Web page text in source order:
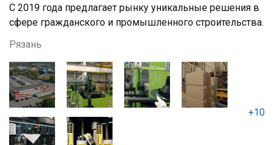
С 2019 года предлагает рынку уникальные решения в
сфере гражданского и промышленного строительства.
Рязань
+10